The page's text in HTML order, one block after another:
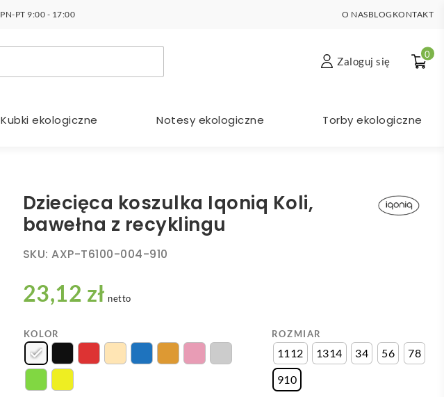
PN-PT 9:00 - 17:00 O NASBLOG KONTAKT
Zaloguj się
0
Kubki ekologiczne Notesy ekologiczne Torby ekologiczne
Dziecięca koszulka Iqoniq Koli,
bawełna z recyklingu
SKU:AXP-T6100-004-910
23,12 zł netto
KOLOR ROZMIAR
1112 1314 34 56
78
910